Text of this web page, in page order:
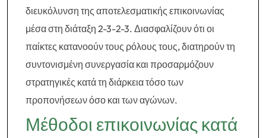
διευκόλυνση της αποτελεσματικής επικοινωνίας
μέσα στη διάταξη 2-3-2-3. Διασφαλίζουν ότι οι
παίκτες κατανοούν τους ρόλους τους, διατηρούν τη
συντονισμένη συνεργασία και προσαρμόζουν
στρατηγικές κατά τη διάρκεια τόσο των
προπονήσεων όσο και των αγώνων.
Μέθοδοι επικοινωνίας κατά